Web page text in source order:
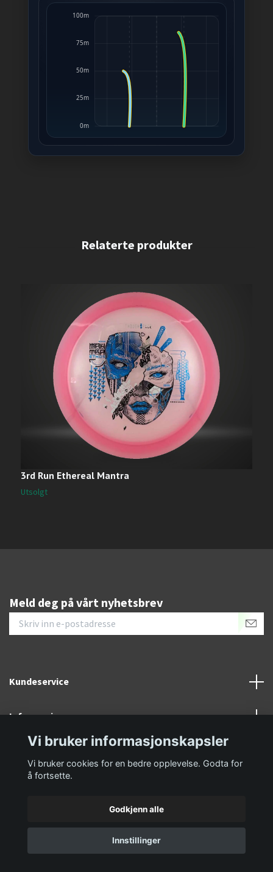
0m
25m
50m
75m
100m
3rd Run Ethereal Mantra
Utsolgt
Meld deg på vårt nyhetsbrev
Kundeservice
Informasjon
© 2026 GolfKongen
Vi bruker informasjonskapsler
Vi bruker cookies for en bedre opplevelse. Godta for
å fortsette.
Godkjenn alle
Innstillinger